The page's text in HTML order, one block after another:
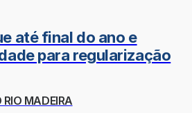
até final do ano e
para regularização
MADEIRA